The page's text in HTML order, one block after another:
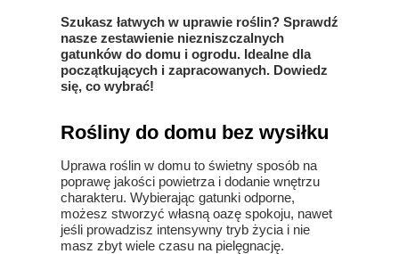
Szukasz łatwych w uprawie roślin? Sprawdź
nasze zestawienie niezniszczalnych
gatunków do domu i ogrodu. Idealne dla
początkujących i zapracowanych. Dowiedz
się, co wybrać!
Rośliny do domu bez wysiłku
Uprawa roślin w domu to świetny sposób na
poprawę jakości powietrza i dodanie wnętrzu
charakteru. Wybierając gatunki odporne,
możesz stworzyć własną oazę spokoju, nawet
jeśli prowadzisz intensywny tryb życia i nie
masz zbyt wiele czasu na pielęgnację.